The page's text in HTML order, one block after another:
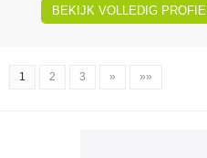
BEKIJK VOLLEDIG
1 2 3 » »»